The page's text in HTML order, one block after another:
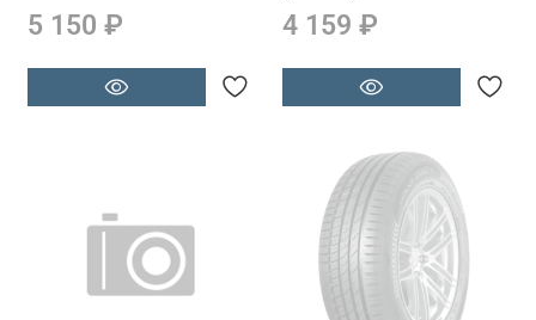
5 150 ₽ 4 159 ₽